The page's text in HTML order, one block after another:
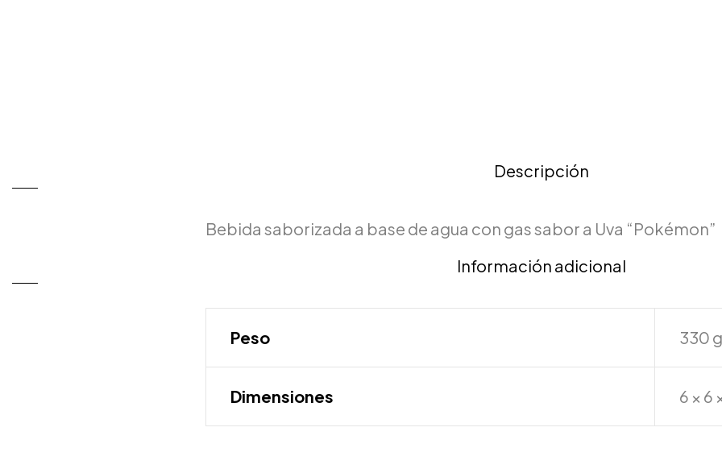
Descripción
Bebida saborizada a base de agua con gas sabor a Uva “Pokémon”
Información adicional
Peso 330 g
Dimensiones 6 × 6